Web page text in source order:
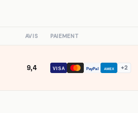
AVIS PAIEMENT
9,4 VISA PayPal AMEX +2